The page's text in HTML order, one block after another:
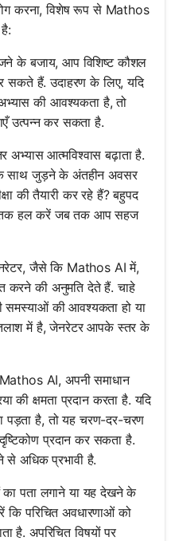
करना, विशेष रूप से Mathos
के बजाय, आप विशिष्ट कौशल
हैं. उदाहरण के लिए, यदि
की आवश्यकता है, तो
उत्पन्न कर सकता है.
अभ्यास आत्मविश्वास बढ़ाता है.
साथ जुड़ने के अंतहीन अवसर
की तैयारी कर रहे हैं? बहुपद
तक हल करें जब तक आप सहज
जैसे कि Mathos AI में,
करने की अनुमति देते हैं. चाहे
समस्याओं की आवश्यकता हो या
तलाश में है, जेनरेटर आपके स्तर के
Mathos AI, अपनी समाधान
की क्षमता प्रदान करता है. यदि
पड़ता है, तो यह चरण-दर-चरण
प्रदान कर सकता है.
अधिक प्रभावी है.
पता लगाने या यह देखने के
कि परिचित अवधारणाओं को
है. अपरिचित विषयों पर